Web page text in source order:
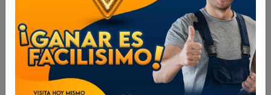
SKU...66006031
LLAVE EXPANSIVA SATA 18" ST47207SC
DESCRIPCIÓN...
Aleación en cromo vanadio que permite una alta
resistencia mecánica